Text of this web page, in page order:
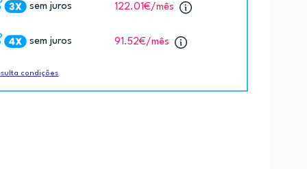
sem juros 122.01€/mês
sem juros 91.52€/mês
condições